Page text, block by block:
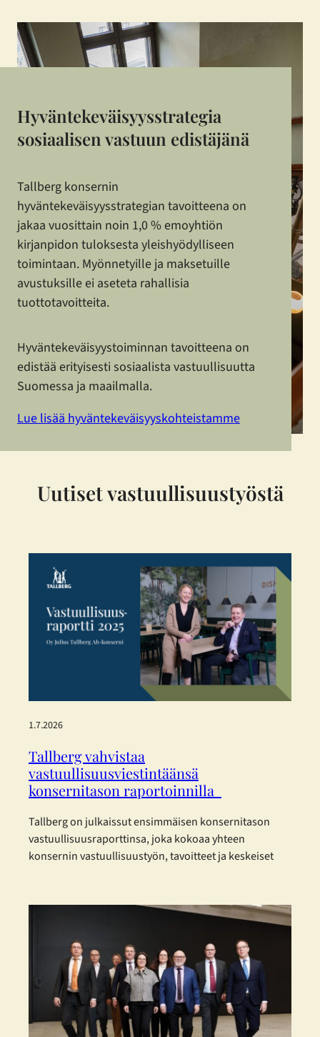
Hyväntekeväisyysstrategia
sosiaalisen vastuun edistäjänä
Tallberg konsernin
hyväntekeväisyysstrategian tavoitteena on
jakaa vuosittain noin 1,0 % emoyhtiön
kirjanpidon tuloksesta yleishyödylliseen
toimintaan. Myönnetyille ja maksetuille
avustuksille ei aseteta rahallisia
tuottotavoitteita.
Hyväntekeväisyystoiminnan tavoitteena on
edistää erityisesti sosiaalista vastuullisuutta
Suomessa ja maailmalla.
Lue lisää hyväntekeväisyyskohteistamme
Uutiset vastuullisuustyöstä
1.7.2026
Tallberg vahvistaa
vastuullisuusviestintäänsä
konsernitason raportoinnilla
Tallberg on julkaissut ensimmäisen konsernitason
vastuullisuusraporttinsa, joka kokoaa yhteen
konsernin vastuullisuustyön, tavoitteet ja keskeiset
standardeja mukaillen. Tallberg ei kuulu lakisääteisen
kestävyysraportoinnin piiriin, mutta on päättänyt
raportoida vastuullisuudestaan vapaaehtoisesti.
Konsernin vastuullisuusraportti on laadittu mukaillen
EFRAG:n (European Financial Reporting Advisory
Group) joulukuussa 2025 julkaisemia
yksinkertaistettuja ESRS-standardeja. Päätös perustuu
haluun…